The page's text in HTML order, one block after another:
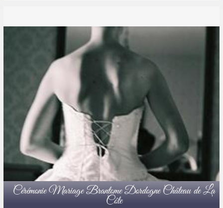
Cérémonie Mariage Brantome Dordogne Château de La
Côte